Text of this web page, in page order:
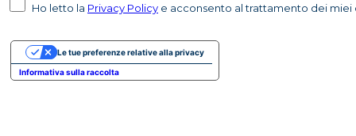
Ho letto la Privacy Policy e acconsento al trattamento dei miei
Informativa sulla raccolta
Le tue preferenze relative alla privacy